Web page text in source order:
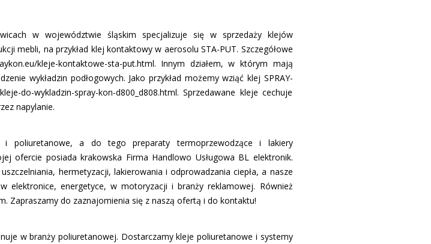
w województwie śląskim specjalizuje się w sprzedaży klejów
mebli, na przykład klej kontaktowy w aerosolu STA-PUT. Szczegółowe
kleje-kontaktowe-sta-put.html. Innym działem, w którym mają
wykładzin podłogowych. Jako przykład możemy wziąć klej SPRAY-
do-wykladzin-spray-kon-d800_d808.html. Sprzedawane kleje cechuje
napylanie.
poliuretanowe, a do tego preparaty termoprzewodzące i lakiery
ofercie posiada krakowska Firma Handlowo Usługowa BL elektronik.
hermetyzacji, lakierowania i odprowadzania ciepła, a nasze
elektronice, energetyce, w motoryzacji i branży reklamowej. Również
Zapraszamy do zaznajomienia się z naszą ofertą i do kontaktu!
w branży poliuretanowej. Dostarczamy kleje poliuretanowe i systemy